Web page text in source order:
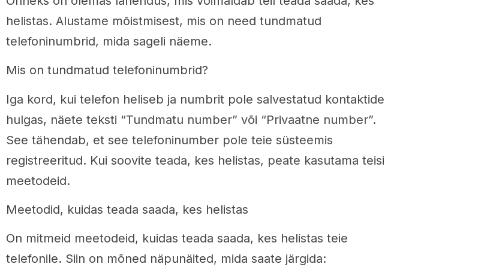
helistas. Alustame mõistmisest, mis on need tundmatud
telefoninumbrid, mida sageli näeme.
Mis on tundmatud telefoninumbrid?
Iga kord, kui telefon heliseb ja numbrit pole salvestatud kontaktide
hulgas, näete teksti “Tundmatu number” või “Privaatne number”.
See tähendab, et see telefoninumber pole teie süsteemis
registreeritud. Kui soovite teada, kes helistas, peate kasutama teisi
meetodeid.
Meetodid, kuidas teada saada, kes helistas
On mitmeid meetodeid, kuidas teada saada, kes helistas teie
telefonile. Siin on mõned näpunäited, mida saate järgida: